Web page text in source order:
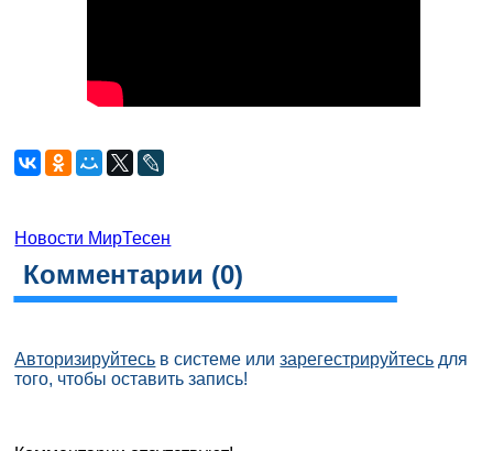
Новости МирТесен
Комментарии (0)
Авторизируйтесь в системе илизарегестрируйтесь для
того, чтобы оставить запись!